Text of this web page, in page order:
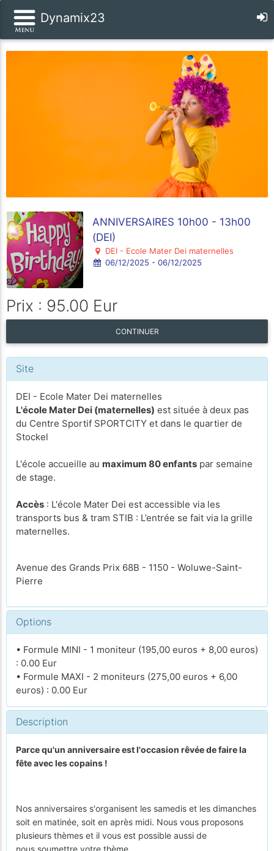
Dynamix23
ANNIVERSAIRES 10h00 - 13h00
(DEI)
DEI - Ecole Mater Dei maternelles
06/12/2025 - 06/12/2025
Prix : 95.00 Eur
CONTINUER
Site
DEI - Ecole Mater Dei maternelles
L'école Mater Dei (maternelles) est située à deux pas
du Centre Sportif SPORTCITY et dans le quartier de
Stockel
L'école accueille au maximum 80 enfants par semaine
de stage.
Accès : L'école Mater Dei est accessible via les
transports bus & tram STIB : L’entrée se fait via la grille
maternelles.
Avenue des Grands Prix 68B - 1150 - Woluwe-Saint-
Pierre
Options
• Formule MINI - 1 moniteur (195,00 euros + 8,00 euros)
: 0.00 Eur
• Formule MAXI - 2 moniteurs (275,00 euros + 6,00
euros) : 0.00 Eur
Description
Parce qu'un anniversaire est l'occasion rêvée de faire la
fête avec les copains !
Nos anniversaires s'organisent les samedis et les dimanches
soit en matinée, soit en après midi. Nous vous proposons
plusieurs thèmes et il vous est possible aussi de
nous soumettre votre thème.